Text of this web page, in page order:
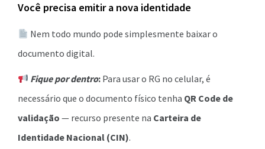
Você precisa emitir a nova identidade
Nem todo mundo pode simplesmente baixar o
documento digital.
Fique por dentro: Para usar o RG no celular, é
necessário que o documento físico tenha QR Code de
validação — recurso presente na Carteira de
Identidade Nacional (CIN).